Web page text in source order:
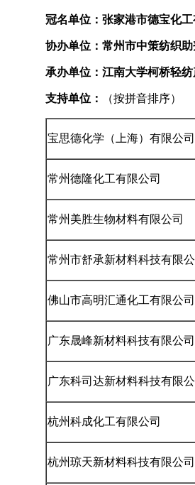
冠名单位：张家港市德宝化工
协办单位：常州市中策纺
承办单位：江南大学柯桥轻
支持单位 ： （按拼音排序）
宝思德化学（上海）有限公司
常州德隆化工有限公司
常州美胜生物材料有限公司
常州市舒承新材料科技有限公
佛山市高明汇通化工有限公司
广东晟峰新材料科技有限公司
广东科司达新材料科技有限公
杭州科成化工有限公司
杭州琼天新材料科技有限公司